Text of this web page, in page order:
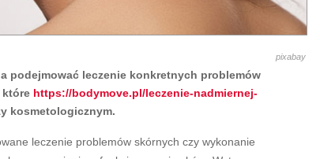
pixabay
podejmować leczenie konkretnych problemów
które https://bodymove.pl/leczenie-nadmiernej-
kosmetologicznym.
leczenie problemów skórnych czy wykonanie